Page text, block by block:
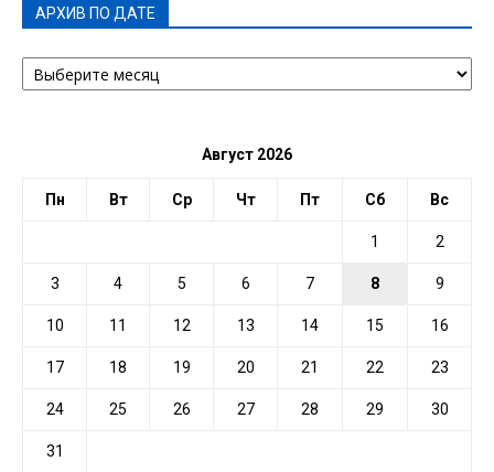
АРХИВ ПО ДАТЕ
АРХИВ
ПО
Август 2026
Пн Вт Ср Чт Пт Сб Вс
1 2
3 4 5 6 7 8 9
10 11 12 13 14 15 16
17 18 19 20 21 22 23
24 25 26 27 28 29 30
31